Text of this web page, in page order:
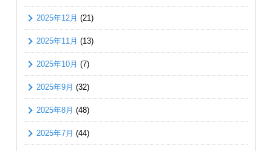
2025年12月 (21)
2025年11月 (13)
2025年10月 (7)
2025年9月 (32)
2025年8月 (48)
2025年7月 (44)